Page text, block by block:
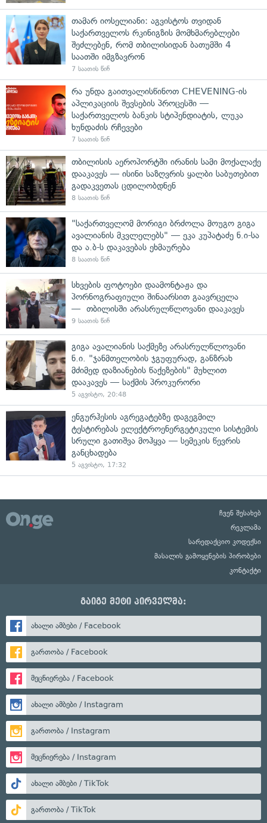
თამარ იოსელიანი: აგვისტოს თვიდან
საქართველოს რკინიგზის მომხმარებლები
შეძლებენ, რომ თბილისიდან ბათუმში 4
საათში იმგზავრონ
7 საათის წინ
რა უნდა გაითვალისწინოთ CHEVENING-ის
აპლიკაციის შევსების პროცესში —
საქართველოს ბანკის სტიპენდიატის, ლუკა
ხუნდაძის რჩევები
7 საათის წინ
თბილისის აეროპორტში ირანის სამი მოქალაქე
დააკავეს — ისინი საზღვრის ყალბი საბუთებით
გადაკვეთას ცდილობდნენ
8 საათის წინ
"საქართველომ მორიგი ბრძოლა მოუგო გიგა
ავალიანის მკვლელებს" — ეკა კუპატაძე ნ.ი-სა
და ა.ბ-ს დაკავებას ეხმაურება
8 საათის წინ
სხვების ფოტოები დაამონტაჟა და
პორნოგრაფიული შინაარსით გაავრცელა
— თბილისში არასრულწლოვანი დააკავეს
9 საათის წინ
გიგა ავალიანის საქმეზე არასრულწლოვანი
ნ.ი. "ჯანმთელობის ჯგუფურად, განზრახ
მძიმედ დაზიანების წაქეზების" მუხლით
დააკავეს — საქმის პროკურორი
5 აგვისტო, 20:48
ენგურჰესის აგრეგატებზე დაგეგმილ
ტესტირებას ელექტროენერგეტიკული სისტემის
სრული გათიშვა მოჰყვა — სემეკის წევრის
განცხადება
5 აგვისტო, 17:32
ჩვენ შესახებ
რეკლამა
სარედაქციო კოდექსი
მასალის გამოყენების პირობები
კონტაქტი
გაიგე მეტი პირველმა:
ახალი ამბები / Facebook
გართობა / Facebook
მეცნიერება / Facebook
ახალი ამბები / Instagram
გართობა / Instagram
მეცნიერება / Instagram
ახალი ამბები / TikTok
გართობა / TikTok